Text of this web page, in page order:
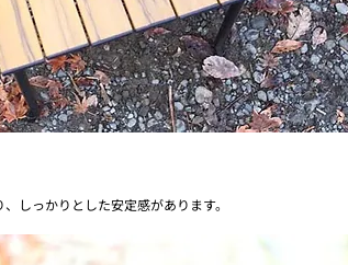
しっかりとした安定感があります。